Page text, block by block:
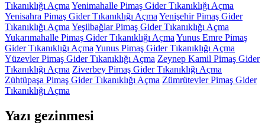
Tıkanıklığı AçmaYenimahalle Pimaş Gider Tıkanıklığı Açma
Yenisahra Pimaş Gider Tıkanıklığı AçmaYenişehir Pimaş Gider
Tıkanıklığı AçmaYeşilbağlar Pimaş Gider Tıkanıklığı Açma
Yukarımahalle Pimaş Gider Tıkanıklığı AçmaYunus Emre Pimaş
Gider Tıkanıklığı AçmaYunus Pimaş Gider Tıkanıklığı Açma
Yüzevler Pimaş Gider Tıkanıklığı Açma Zeynep Kamil Pimaş Gider
Tıkanıklığı Açma Ziverbey Pimaş Gider Tıkanıklığı Açma
Zühtüpaşa Pimaş Gider Tıkanıklığı Açma Zümrütevler Pimaş Gider
Tıkanıklığı Açma
Yazı gezinmesi